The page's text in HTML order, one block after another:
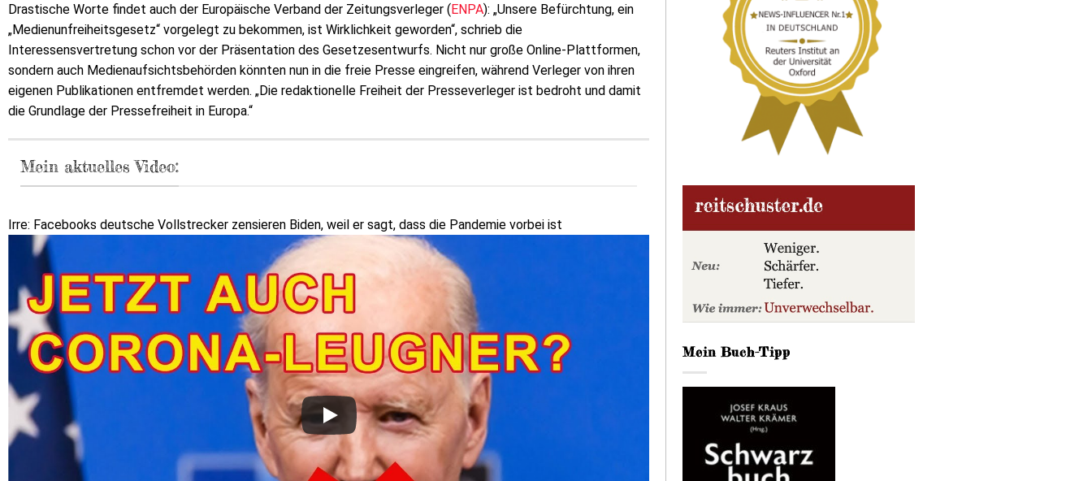
Drastische Worte findet auch der Europäische Verband der Zeitungsverleger (ENPA): „Unsere Befürchtung, ein
„Medienunfreiheitsgesetz“ vorgelegt zu bekommen, ist Wirklichkeit geworden“, schrieb die
Interessensvertretung schon vor der Präsentation des Gesetzesentwurfs. Nicht nur große Online-Plattformen,
sondern auch Medienaufsichtsbehörden könnten nun in die freie Presse eingreifen, während Verleger von ihren
eigenen Publikationen entfremdet werden. „Die redaktionelle Freiheit der Presseverleger ist bedroht und damit
die Grundlage der Pressefreiheit in Europa.“
Mein aktuelles Video:
Irre: Facebooks deutsche Vollstrecker zensieren Biden, weil er sagt, dass die Pandemie vorbei ist
Mein Buch-Tipp